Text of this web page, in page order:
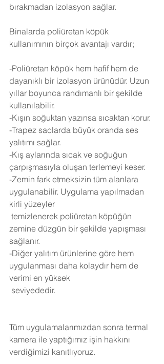
bırakmadan izolasyon sağlar.
Binalarda poliüretan köpük
kullanımının birçok avantajı vardır;
-Poliüretan köpük hem hafif hem de
dayanıklı bir izolasyon ürünüdür. Uzun
yıllar boyunca randımanlı bir şekilde
kullanılabilir.
-Kışın soğuktan yazınsa sıcaktan korur.
-Trapez saclarda büyük oranda ses
yalıtımı sağlar.
-Kış aylarında sıcak ve soğuğun
çarpışmasıyla oluşan terlemeyi keser.
-Zemin fark etmeksizin tüm alanlara
uygulanabilir. Uygulama yapılmadan
kirli yüzeyler
zemine düzgün bir şekilde yapışması
sağlanır.
-Diğer yalıtım ürünlerine göre hem
uygulanması daha kolaydır hem de
verimi en yüksek
seviyededir.
Tüm uygulamalarımızdan sonra termal
kamera ile yaptığımız işin hakkını
verdiğimizi kanıtlıyoruz.